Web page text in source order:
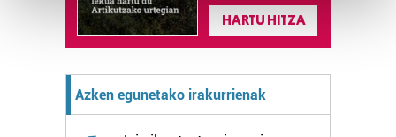
and set your preferences in the
prozesatzen ditugu, zure IP zenbakia, besteak beste,
teknologia erabiliz, cookieak adibidez, iragarki eta eduki
pertsonalizatuak eskaintzeko, iragarkiak eta edukia
HARTU HITZA
Azken egunetako irakurrienak